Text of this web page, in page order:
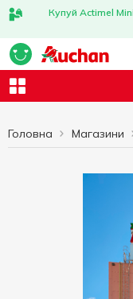
Купуй Actimel
Головна Магазини